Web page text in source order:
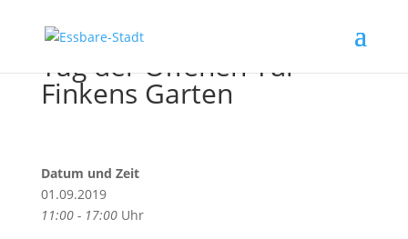
Tag der Offenen Tür
Finkens Garten
Datum und Zeit
01.09.2019
11:00 - 17:00Uhr